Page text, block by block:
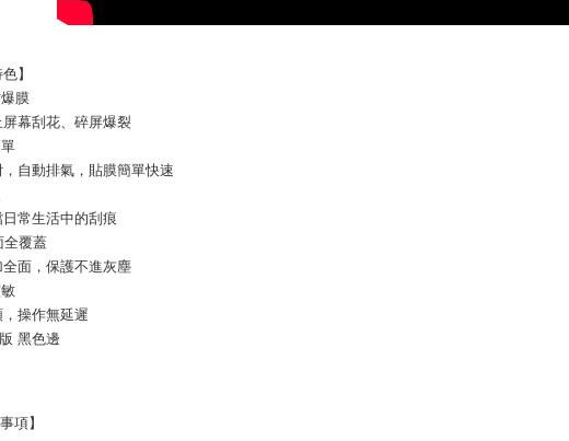
】
膜
幕刮花、碎屏爆裂
自動排氣，貼膜簡單快速
常生活中的刮痕
全覆蓋
面，保護不進灰塵
操作無延遲
黑色邊
項】